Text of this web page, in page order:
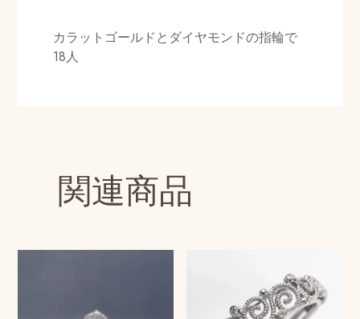
カラットゴールドとダイヤモンドの指輪で
18人
関連商品